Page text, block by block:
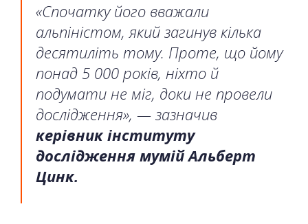
«Спочатку його вважали
альпіністом, який загинув кілька
десятиліть тому. Проте, що йому
понад 5 000 років, ніхто й
подумати не міг, доки не провели
дослідження», — зазначив
керівник інституту
дослідження мумій Альберт
Цинк.